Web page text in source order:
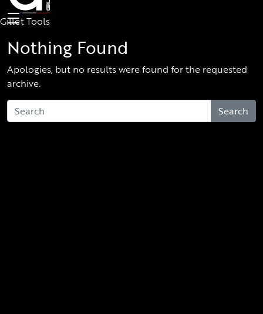
Skip to main content
Gillet Tools
Nothing Found
Apologies, but no results were found for the requested
archive.
Search